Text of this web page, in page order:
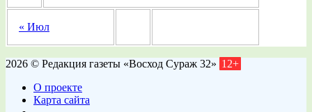
« Июл
2026 © Редакция газеты «Восход Сураж 32» 12+
О проекте
Карта сайта